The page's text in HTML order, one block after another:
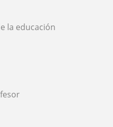
la educación